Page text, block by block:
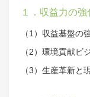
１．収益力の強
（1）収益基盤の
（2）環境貢献ビ
（3）生産革新と